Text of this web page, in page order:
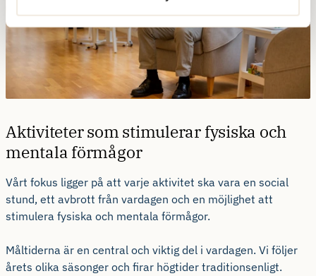
Aktiviteter som stimulerar fysiska och
mentala förmågor
Vårt fokus ligger på att varje aktivitet ska vara en social
stund, ett avbrott från vardagen och en möjlighet att
stimulera fysiska och mentala förmågor.
Måltiderna är en central och viktig del i vardagen. Vi följer
årets olika säsonger och firar högtider traditionsenligt.